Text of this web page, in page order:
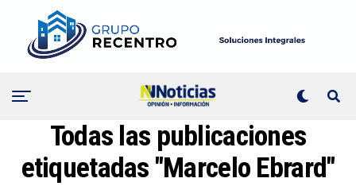
Todas las publicaciones
etiquetadas "Marcelo Ebrard"